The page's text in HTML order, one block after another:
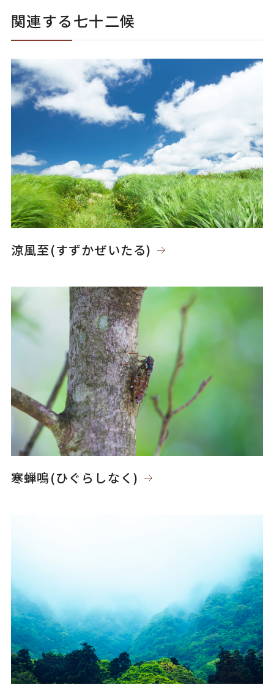
関連する七十二候
涼風至(すずかぜいたる)
寒蝉鳴(ひぐらしなく)